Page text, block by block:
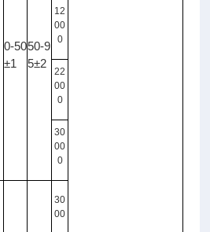
0-50
±1
50-9
5±2
12
00
0
22
00
0
30
00
0
30
00